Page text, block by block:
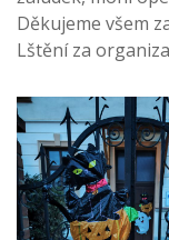
Děkujeme všem
Lštění za